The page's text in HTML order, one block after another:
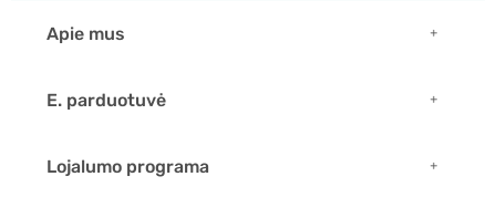
Apie mus
E. parduotuvė
Lojalumo programa